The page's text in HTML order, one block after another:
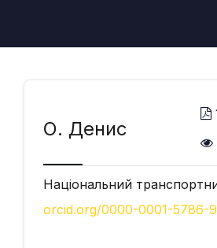
О. Денис
Національний
orcid.org/0000-0001-5786-